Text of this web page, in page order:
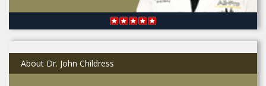
About Dr. John Childress